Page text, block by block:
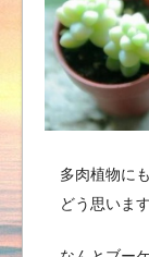
多肉植物にも
どう思いま